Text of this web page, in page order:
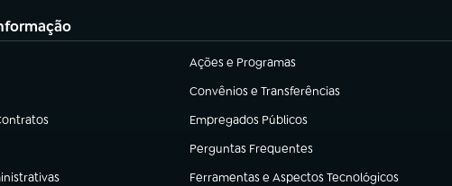
Ações e Programas
(abre em nova aba)
Convênios e Transferências
(abre em nova aba)
aba) Empregados Públicos
(abre em nova aba)
Perguntas Frequentes
(abre em nova aba)
aba) Ferramentas e Aspectos Tecnológicos
(abre em nova aba)